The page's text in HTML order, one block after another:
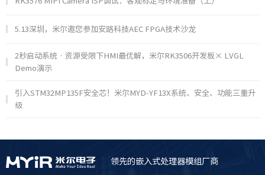
5.13深圳，米尔邀您参加安路科技AEC FPGA技术沙龙
2秒启动系统 · 资源受限下HMI最优解，米尔RK3506开发板× LVGL
Demo演示
引入STM32MP135F安全芯！米尔MYD-YF13X系统、安全、功能三重升
级
领先的嵌入式处理器模组厂商